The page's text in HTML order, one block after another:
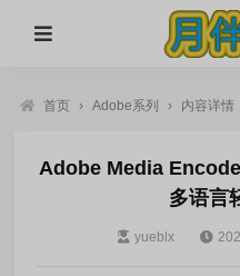
首页 › Adobe系列 › 内容详情
Adobe Media
多语言
yueblx